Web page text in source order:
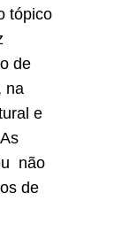
tópico
de
na
e
não
de